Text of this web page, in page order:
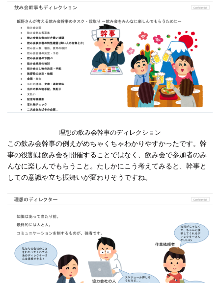
理想の飲み会幹事のディレクション
この飲み会幹事の例えがめちゃくちゃわかりやすかったです。幹
事の役割は飲み会を開催することではなく、飲み会で参加者のみ
んなに楽しんでもらうこと。たしかにこう考えてみると、幹事と
しての意識や立ち振舞いが変わりそうですね。